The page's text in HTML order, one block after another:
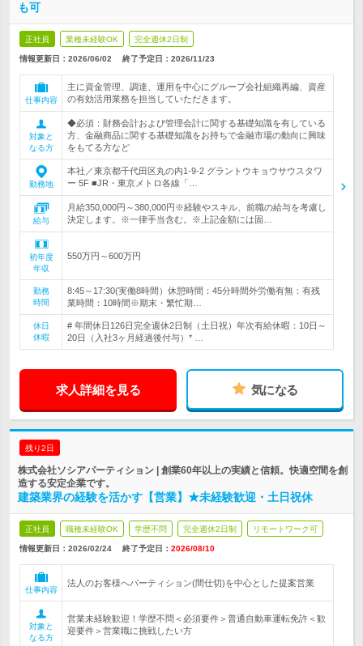
も可
正社員 業種未経験OK 完全週休2日制
情報更新日：2026/06/02 終了予定日： 2026/11/23
仕事内容
主に資金管理、調達、運用を中心にグループ会社組織再編、資産
の有効活用業務を担当していただきます。
対象と
なる方
◆必須：財務会計および管理会計に関する基礎知識を有している
方、金融商品に関する基礎知識をお持ちで金融市場の動向に興味
をもてる方など
勤務地
本社／東京都千代田区丸の内1-9-2 グラントウキョウサウスタワ
ー 5F ■JR・東京メトロ各線「…
給与
月給350,000円～380,000円※経験やスキル、前職の給与を考慮し
決定します。※一律手当含む。※上記金額には固…
初年度
年収
550万円～600万円
勤務
時間
8:45～17:30(実働8時間）休憩時間：45分時間外労働有無：有残
業時間：10時間※期末・繁忙期…
休日
休暇
# 年間休日126日完全週休2日制（土日祝）年次有給休暇：10日～
20日（入社3ヶ月経過後付与）* …
求人詳細を見る 気になる
残り2日
株式会社ソシアパーティション | 創業60年以上の実績と信頼。快適空間を創
造する安定企業です。
建築業界の経験を活かす【営業】★未経験歓迎・土日祝休
正社員 職種未経験OK 学歴不問 完全週休2日制 リモートワーク可
情報更新日：2026/02/24 終了予定日： 2026/08/10
仕事内容
法人のお客様へパーティション(間仕切)を中心とした提案営業
対象と
なる方
営業未経験歓迎！学歴不問＜必須要件＞普通自動車運転免許＜歓
迎要件＞営業職に挑戦したい方